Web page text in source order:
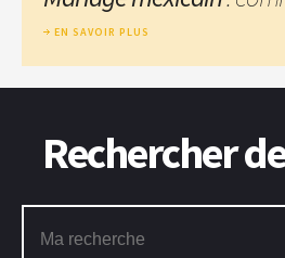
EN SAVOIR PLUS
Rechercher